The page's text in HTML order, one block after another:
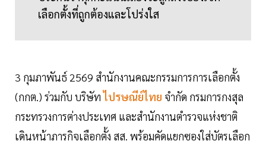
เลือกตั้งที่ถูกต้องและโปร่งใส
3 กุมภาพันธ์ 2569 สำนักงานคณะกรรมการการเลือกตั้ง
(กกต.) ร่วมกับ บริษัทไปรษณีย์ไทย จำกัด กรมการกงสุล
กระทรวงการต่างประเทศ และสำนักงานตำรวจแห่งชาติ
เดินหน้าภารกิจเลือกตั้ง สส. พร้อมคัดแยกซองใส่บัตรเลือก